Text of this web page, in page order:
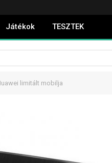
Játékok TESZTEK
limitált mobilja